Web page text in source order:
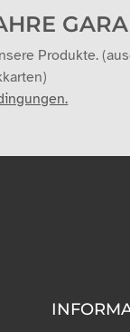
Produkte.